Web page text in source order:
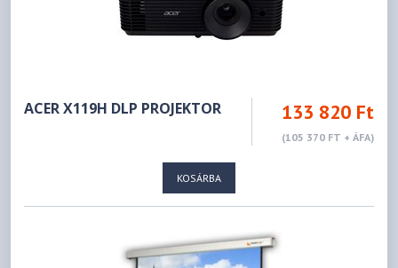
ACER X119H DLP PROJEKTOR 133 820 Ft
(105 370 FT + ÁFA)
KOSÁRBA